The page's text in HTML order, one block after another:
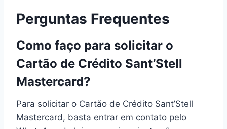
Perguntas Frequentes
Como faço para solicitar o
Cartão de Crédito Sant’Stell
Mastercard?
Para solicitar o Cartão de Crédito Sant’Stell
Mastercard, basta entrar em contato pelo